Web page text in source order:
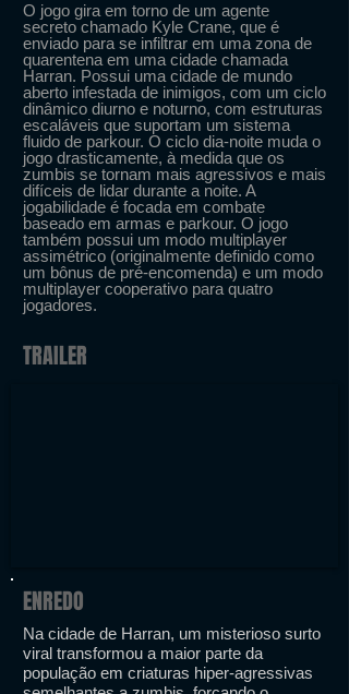
O jogo gira em torno de um agente
secreto chamado Kyle Crane, que é
enviado para se infiltrar em uma zona de
quarentena em uma cidade chamada
Harran. Possui uma cidade de mundo
aberto infestada de inimigos, com um ciclo
dinâmico diurno e noturno, com estruturas
escaláveis ​​que suportam um sistema
fluido de parkour. O ciclo dia-noite muda o
jogo drasticamente, à medida que os
zumbis se tornam mais agressivos e mais
difíceis de lidar durante a noite. A
jogabilidade é focada em combate
baseado em armas e parkour. O jogo
também possui um modo multiplayer
assimétrico (originalmente definido como
um bônus de pré-encomenda) e um modo
multiplayer cooperativo para quatro
jogadores.
TRAILER
ENREDO
Na cidade de Harran, um misterioso surto
viral transformou a maior parte da
população em criaturas hiper-agressivas